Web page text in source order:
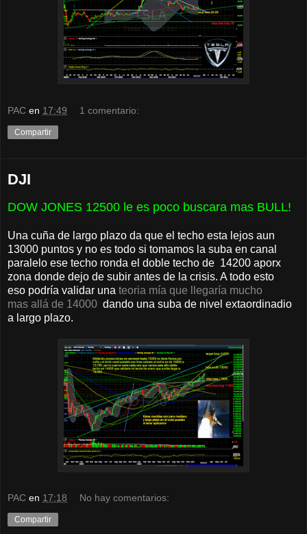
PAC en 17:49 1 comentario:
Compartir
DJI
DOW JONES 12500 le es poco buscara mas BULL!
Una cuña de largo plazo da que el techo esta lejos aun
13000 puntos y no es todo si tomamos la suba en canal
paralelo ese techo ronda el doble techo de 14200 aporx
zona donde dejo de subir antes de la crisis. A todo esto
eso podría validar una teoria mía que llegaría mucho
mas allá de 14000 dando una suba de nivel extaordinadio
a largo plazo.
PAC en 17:18 No hay comentarios:
Compartir